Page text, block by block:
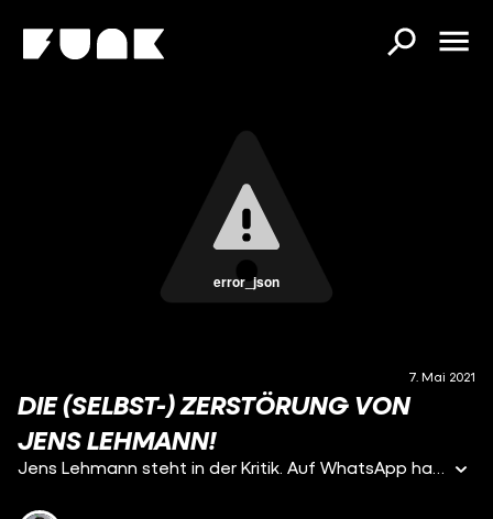
error_json
7. Mai 2021
DIE (SELBST-) ZERSTÖRUNG VON
JENS LEHMANN!
Jens Lehmann steht in der Kritik. Auf WhatsApp hat er Ex-Spieler Dennis Aogo rassistisch beleidigt. Nicht sein erster Skandal: Wir öffnen die "Akte Lehmann".